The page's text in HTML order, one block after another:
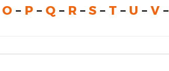
O – P– Q – R– S– T – U – V–